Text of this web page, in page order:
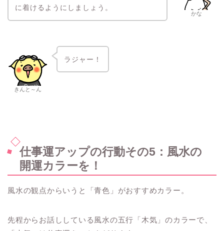
かな
に着けるようにしましょう。
きんと～ん
ラジャー！
仕事運アップの行動その5：風水の
開運カラーを！
風水の観点からいうと「青色」がおすすめカラー。
先程からお話ししている風水の五行「木気」のカラーで、